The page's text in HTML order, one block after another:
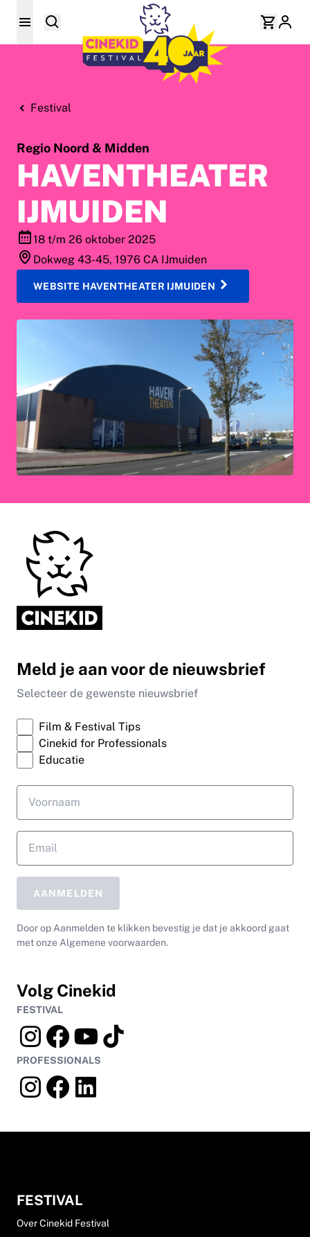
Festival
Regio Noord & Midden
HAVENTHEATER
IJMUIDEN
18 t/m 26 oktober 2025
Dokweg 43-45, 1976 CA IJmuiden
WEBSITE HAVENTHEATER IJMUIDEN
Meld je aan voor de nieuwsbrief
Selecteer de gewenste nieuwsbrief
Film & Festival Tips
Cinekid for Professionals
Educatie
AANMELDEN
Door op Aanmelden te klikken bevestig je dat je akkoord gaat
met onze Algemene voorwaarden.
Volg Cinekid
FESTIVAL
PROFESSIONALS
FESTIVAL
Over Cinekid Festival